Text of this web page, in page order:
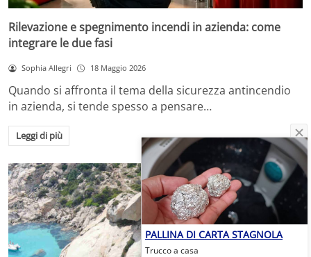
Rilevazione e spegnimento incendi in azienda: come
integrare le due fasi
Sophia Allegri 18 Maggio 2026
Quando si affronta il tema della sicurezza antincendio
in azienda, si tende spesso a pensare…
Leggi di più
PALLINA DI CARTA STAGNOLA
Trucco a casa